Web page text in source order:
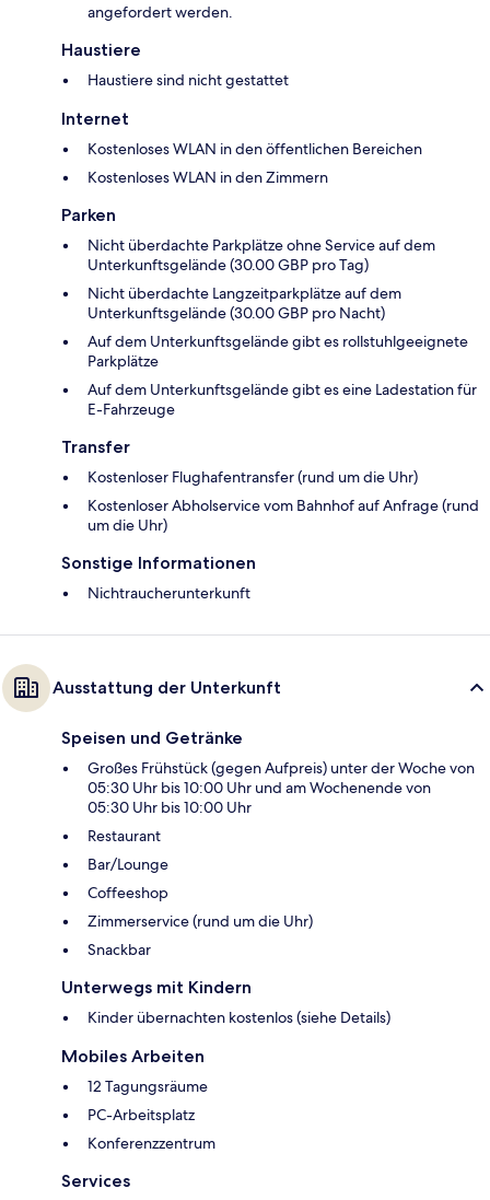
angefordert werden.
Haustiere
Haustiere sind nicht gestattet
Internet
Kostenloses WLAN in den öffentlichen Bereichen
Kostenloses WLAN in den Zimmern
Parken
Nicht überdachte Parkplätze ohne Service auf dem
Unterkunftsgelände (30.00 GBP pro Tag)
Nicht überdachte Langzeitparkplätze auf dem
Unterkunftsgelände (30.00 GBP pro Nacht)
Auf dem Unterkunftsgelände gibt es rollstuhlgeeignete
Parkplätze
Auf dem Unterkunftsgelände gibt es eine Ladestation für
E-Fahrzeuge
Transfer
Kostenloser Flughafentransfer (rund um die Uhr)
Kostenloser Abholservice vom Bahnhof auf Anfrage (rund
um die Uhr)
Sonstige Informationen
Nichtraucherunterkunft
Ausstattung der Unterkunft
Speisen und Getränke
Großes Frühstück (gegen Aufpreis) unter der Woche von
05:30 Uhr bis 10:00 Uhr und am Wochenende von
05:30 Uhr bis 10:00 Uhr
Restaurant
Bar/Lounge
Coffeeshop
Zimmerservice (rund um die Uhr)
Snackbar
Unterwegs mit Kindern
Kinder übernachten kostenlos (siehe Details)
Mobiles Arbeiten
12 Tagungsräume
PC-Arbeitsplatz
Konferenzzentrum
Services